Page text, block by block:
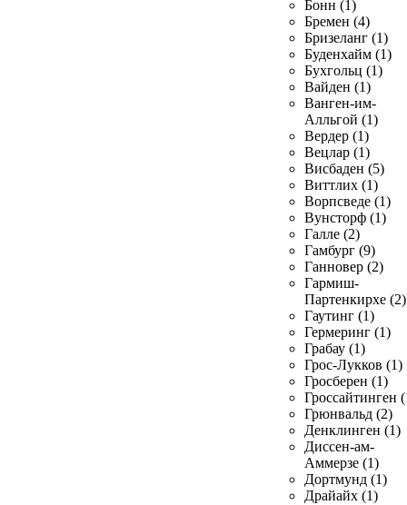
Бонн (1)
Бремен (4)
Бризеланг (1)
Буденхайм (1)
Бухгольц (1)
Вайден (1)
Ванген-им-
Алльгой (1)
Вердер (1)
Вецлар (1)
Висбаден (5)
Виттлих (1)
Ворпсведе (1)
Вунсторф (1)
Галле (2)
Гамбург (9)
Ганновер (2)
Гармиш-
Партенкирхе (2)
Гаутинг (1)
Гермеринг (1)
Грабау (1)
Грос-Лукков (1)
Гросберен (1)
Гроссайтинген
Грюнвальд (2)
Денклинген (1)
Диссен-ам-
Аммерзе (1)
Дортмунд (1)
Драйайх (1)